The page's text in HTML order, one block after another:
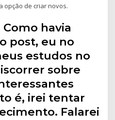
opção de criar novos.
Como havia
post, eu no
estudos no
sobre
é, irei tentar
Falarei